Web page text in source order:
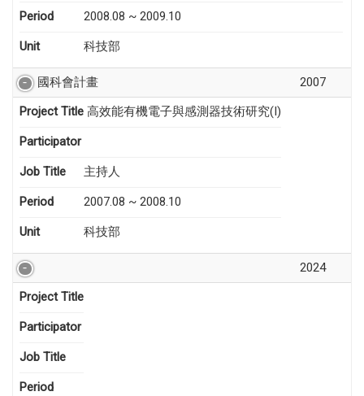
Period 2008.08 ~ 2009.10
Unit 科技部
國科會計畫
2007
Project Title 高效能有機電子與感測器技術研究(I)
Participator
Job Title 主持人
Period 2007.08 ~ 2008.10
Unit 科技部
2024
Project Title
Participator
Job Title
Period